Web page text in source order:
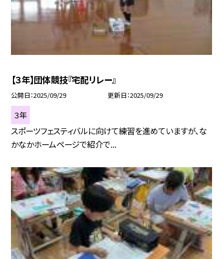
【３年】団体競技『宅配リレー』
公開日 2025/09/29 更新日 2025/09/29
３年
スポーツフェスティバルに向けて練習を進めていますが、な
かなかホームページで紹介で...